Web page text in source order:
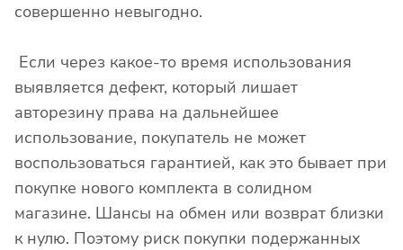
совершенно невыгодно.
Если через какое-то время использования
выявляется дефект, который лишает
авторезину права на дальнейшее
использование, покупатель не может
воспользоваться гарантией, как это бывает при
покупке нового комплекта в солидном
магазине. Шансы на обмен или возврат близки
к нулю. Поэтому риск покупки подержанных